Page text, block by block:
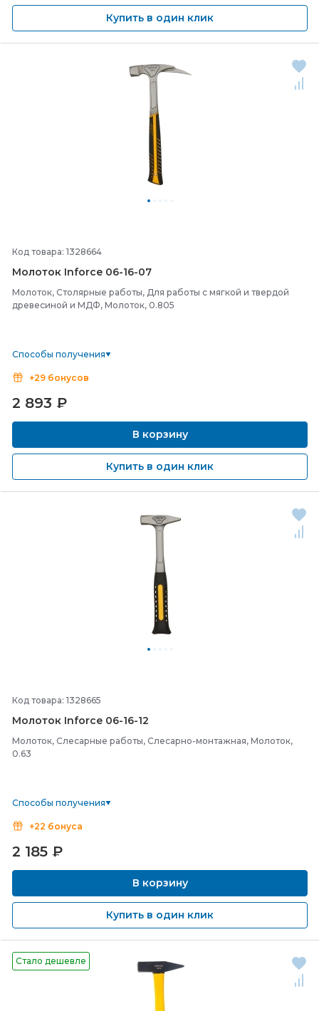
Купить в один клик
Код товара: 1328664
Молоток Inforce 06-16-07
Молоток, Столярные работы, Для работы c мягкой и твердой
древесиной и МДФ, Молоток, 0.805
Способы получения
+29 бонусов
2 893 ₽
В корзину
Купить в один клик
Код товара: 1328665
Молоток Inforce 06-16-12
Молоток, Слесарные работы, Слесарно-монтажная, Молоток,
0.63
Способы получения
+22 бонуса
2 185 ₽
В корзину
Купить в один клик
Стало дешевле